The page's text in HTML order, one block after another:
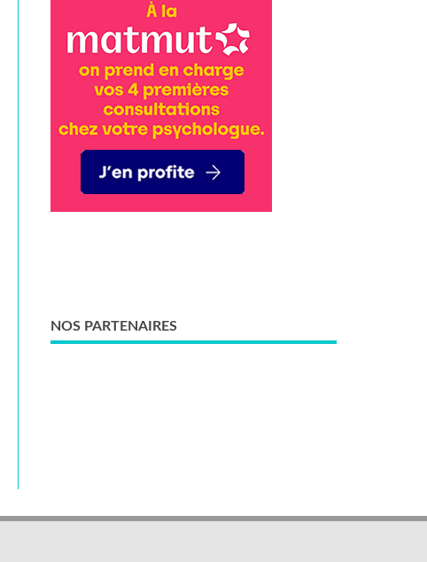
NOS PARTENAIRES